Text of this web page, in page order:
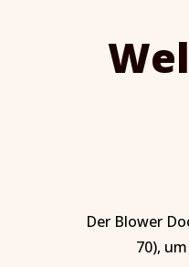
Der Blower
70),